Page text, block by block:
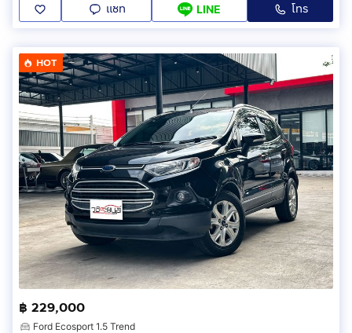
แชท LINE โทร
HOT
฿ 229,000
Ford Ecosport 1.5 Trend